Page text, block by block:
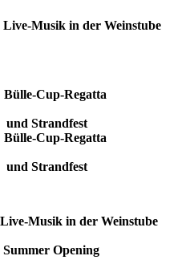
in der Weinstube
Cup-Regatta
Cup-Regatta
in der Weinstube